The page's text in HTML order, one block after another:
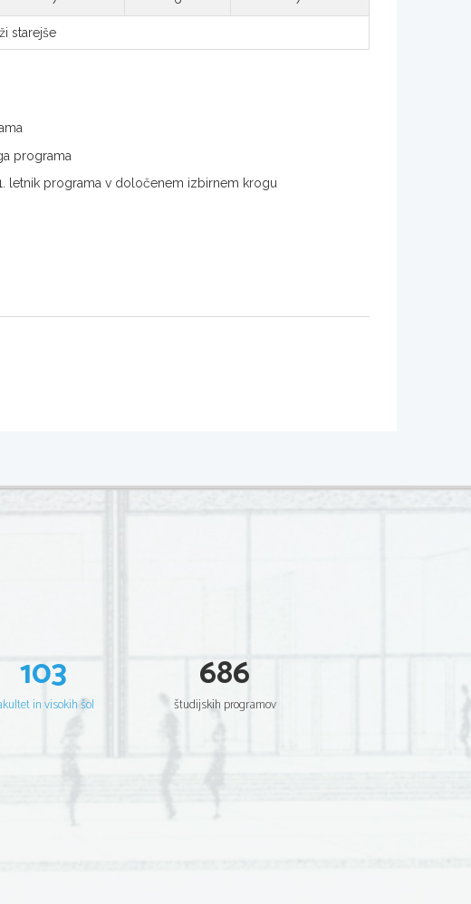
starejše
programa
letnik programa v določenem izbirnem krogu
103
in visokih šol
686
študijskih programov